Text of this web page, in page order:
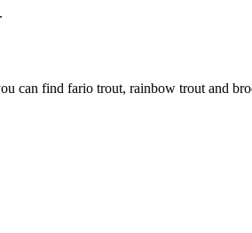
can find fario trout, rainbow trout and